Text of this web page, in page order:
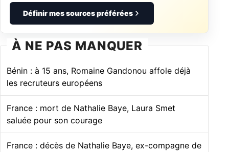
Définir mes sources préférées
À NE PAS MANQUER
Bénin : à 15 ans, Romaine Gandonou affole déjà
les recruteurs européens
France : mort de Nathalie Baye, Laura Smet
saluée pour son courage
France : décès de Nathalie Baye, ex-compagne de